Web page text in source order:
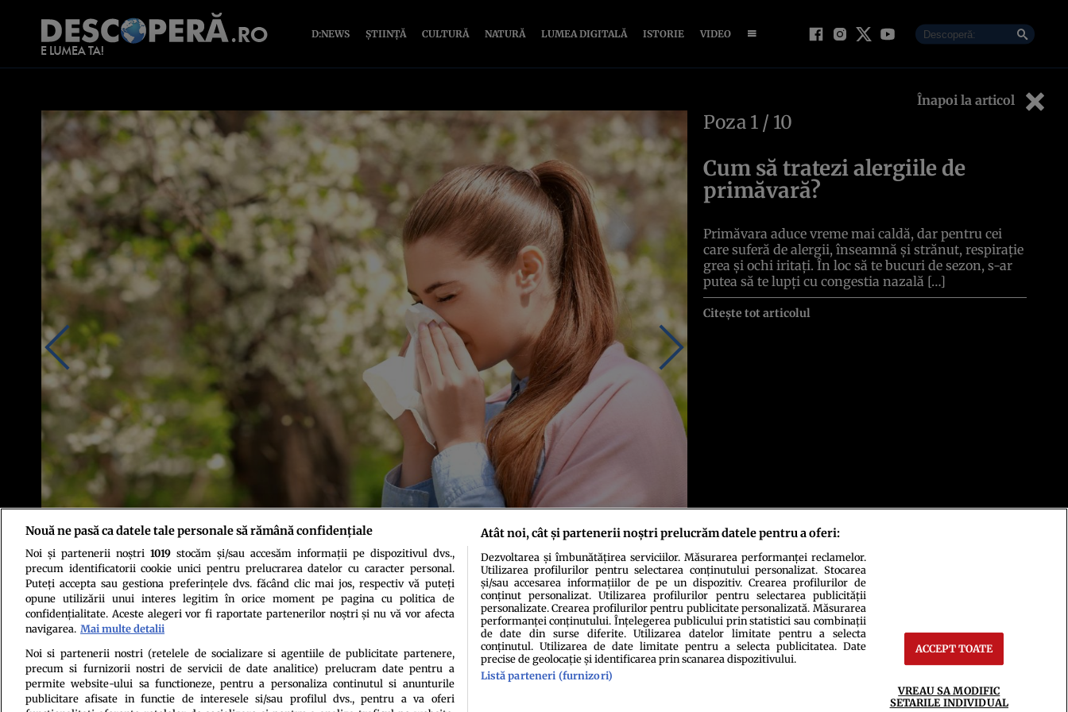
D:NEWS ȘTIINȚĂ CULTURĂ NATURĂ LUMEA DIGITALĂ ISTORIE VIDEO
Înapoi la articol
Foto: Shutterstock
Poza 1 / 10
Cum să tratezi alergiile de
primăvară?
Primăvara aduce vreme mai caldă, dar pentru cei
care suferă de alergii, înseamnă și strănut, respirație
grea și ochi iritați. În loc să te bucuri de sezon, s-ar
putea să te lupți cu congestia nazală […]
Citește tot articolul
Politica de confidenţialitatePolitica de cookiesTermeni şi condiţiiEchipa redacțională
Nouă ne pasă ca datele tale personale să rămână confidențiale
Noi și partenerii noștri 1019stocăm și/sau accesăm informații pe dispozitivul dvs.,
precum identificatorii cookie unici pentru prelucrarea datelor cu caracter personal.
Puteți accepta sau gestiona preferințele dvs. făcând clic mai jos, respectiv vă puteți
opune utilizării unui interes legitim în orice moment pe pagina cu politica de
confidențialitate. Aceste alegeri vor fi raportate partenerilor noștri și nu vă vor afecta
navigarea. Mai multe detalii
Noi si partenerii nostri (retelele de socializare si agentiile de publicitate partenere,
precum si furnizorii nostri de servicii de date analitice) prelucram date pentru a
permite website-ului sa functioneze, pentru a personaliza continutul si anunturile
publicitare afisate in functie de interesele si/sau profilul dvs., pentru a va oferi
Atât noi, cât și partenerii noștri prelucrăm datele pentru a oferi:
Dezvoltarea și îmbunătățirea serviciilor. Măsurarea performanței reclamelor.
Utilizarea profilurilor pentru selectarea conținutului personalizat. Stocarea
și/sau accesarea informațiilor de pe un dispozitiv. Crearea profilurilor de
conținut personalizat. Utilizarea profilurilor pentru selectarea publicității
personalizate. Crearea profilurilor pentru publicitate personalizată. Măsurarea
performanței conținutului. Înțelegerea publicului prin statistici sau combinații
de date din surse diferite. Utilizarea datelor limitate pentru a selecta
conținutul. Utilizarea de date limitate pentru a selecta publicitatea. Date
precise de geolocație și identificarea prin scanarea dispozitivului.
Listă parteneri (furnizori)
ACCEPT TOATE
VREAU SA MODIFIC
SETARILE INDIVIDUAL